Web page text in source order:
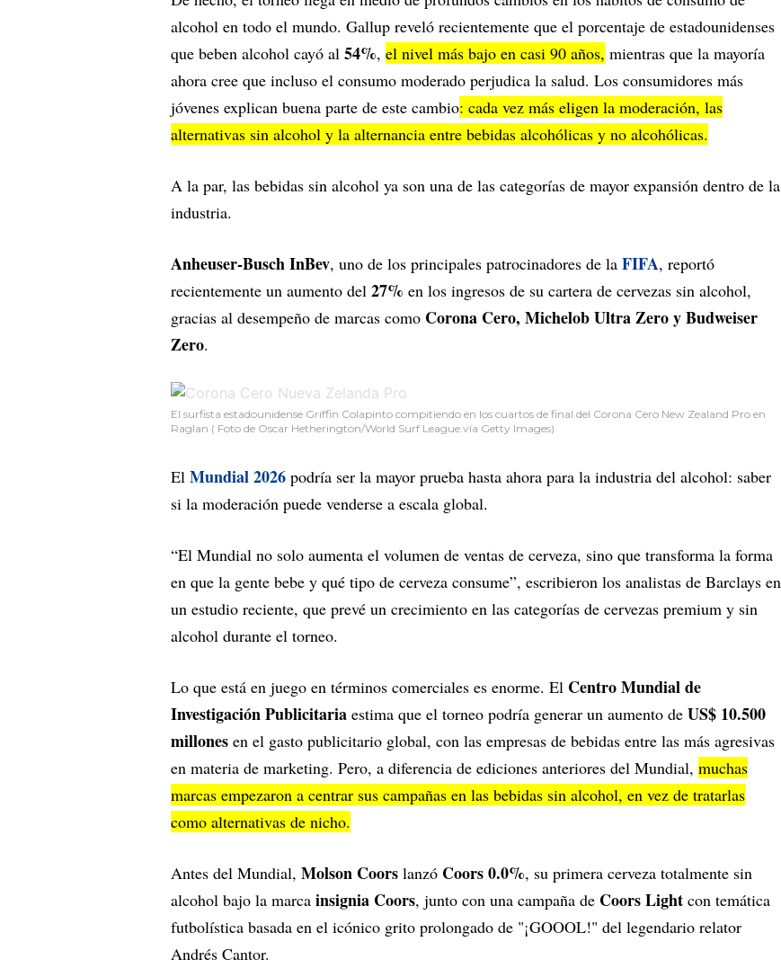
alcohol en todo el mundo. Gallup reveló recientemente que el porcentaje de estadounidenses
que beben alcohol cayó al 54%, el nivel más bajo en casi 90 años, mientras que la mayoría
ahora cree que incluso el consumo moderado perjudica la salud. Los consumidores más
jóvenes explican buena parte de este cambio: cada vez más eligen la moderación, las
alternativas sin alcohol y la alternancia entre bebidas alcohólicas y no alcohólicas.
A la par, las bebidas sin alcohol ya son una de las categorías de mayor expansión dentro de la
industria.
Anheuser-Busch InBev, uno de los principales patrocinadores de la FIFA, reportó
recientemente un aumento del 27% en los ingresos de su cartera de cervezas sin alcohol,
gracias al desempeño de marcas como Corona Cero, Michelob Ultra Zero y Budweiser
Zero.
El surfista estadounidense Griffin Colapinto compitiendo en los cuartos de final del Corona Cero New Zealand Pro en
Raglan ( Foto de Oscar Hetherington/World Surf League.vía Getty Images)
El Mundial 2026 podría ser la mayor prueba hasta ahora para la industria del alcohol: saber
si la moderación puede venderse a escala global.
“El Mundial no solo aumenta el volumen de ventas de cerveza, sino que transforma la forma
en que la gente bebe y qué tipo de cerveza consume”, escribieron los analistas de Barclays en
un estudio reciente, que prevé un crecimiento en las categorías de cervezas premium y sin
alcohol durante el torneo.
Lo que está en juego en términos comerciales es enorme. El Centro Mundial de
Investigación Publicitaria estima que el torneo podría generar un aumento de US$ 10.500
millones en el gasto publicitario global, con las empresas de bebidas entre las más agresivas
en materia de marketing. Pero, a diferencia de ediciones anteriores del Mundial, muchas
marcas empezaron a centrar sus campañas en las bebidas sin alcohol, en vez de tratarlas
como alternativas de nicho.
Antes del Mundial, Molson Coors lanzó Coors 0.0%, su primera cerveza totalmente sin
alcohol bajo la marca insignia Coors, junto con una campaña de Coors Light con temática
futbolística basada en el icónico grito prolongado de "¡GOOOL!" del legendario relator
Andrés Cantor.